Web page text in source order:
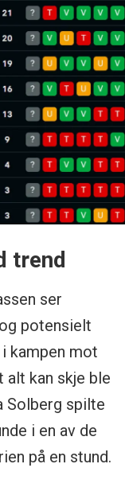
trend
ser
potensielt
kampen mot
alt kan skje ble
Solberg spilte
i en av de
på en stund.